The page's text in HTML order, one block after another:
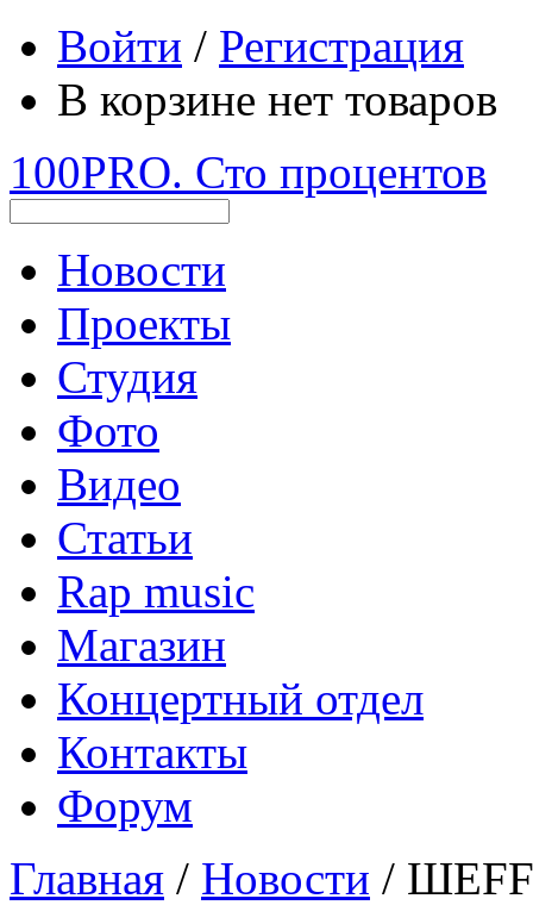
Войти / Регистрация
В корзине нет товаров
100PRO. Сто процентов
Новости
Проекты
Студия
Фото
Видео
Статьи
Rap music
Магазин
Концертный отдел
Контакты
Форум
Главная / Новости / ШЕFF